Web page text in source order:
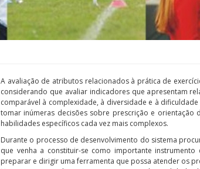
A avaliação de atributos relacionados à prática de
considerando que avaliar indicadores que apresentam
comparável à complexidade, à diversidade e à
tomar inúmeras decisões sobre prescrição e
habilidades específicos cada vez mais complexos.
Durante o processo de desenvolvimento do sistema
que venha a constituir-se como importante
preparar e dirigir uma ferramenta que possa atender os